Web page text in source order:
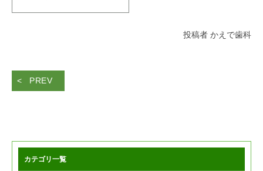
投稿者 かえで歯科
PREV
カテゴリ一覧